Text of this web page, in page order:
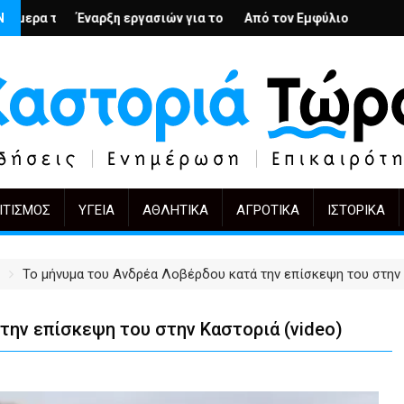
Ο Άρμιν Βέγκνερ απέναντι στη λήθη
για το Κέντρο Ημέρας Ολικής Φροντίδας στην Καστοριά
Από τον Εμφύλιο στην Πόλωση: το ίδιο έργο,
KIFF 51: Η εικόνα μετά
ΥΓΕΊΑ ΑΘΛΗΤΙΚΆ ΑΓΡΟΤΙΚΆ ΙΣΤΟΡΙΚΆ
Το μήνυμα του Ανδρέα Λοβέρδου κατά την επίσκεψη του στην
επίσκεψη του στην Καστοριά (video)